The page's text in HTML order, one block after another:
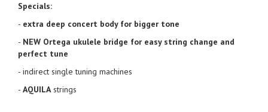
Specials:
- extra deep concert body for bigger tone
- NEW Ortega ukulele bridge for easy string change and
perfect tune
- indirect single tuning machines
- AQUILAstrings